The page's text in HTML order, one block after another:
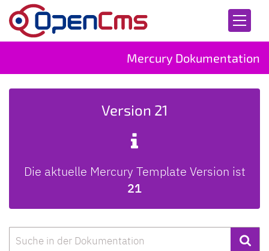
Zum Inhalt springen
Mercury Dokumentation
Version 21
Die aktuelle Mercury Template Version ist
21
Suche